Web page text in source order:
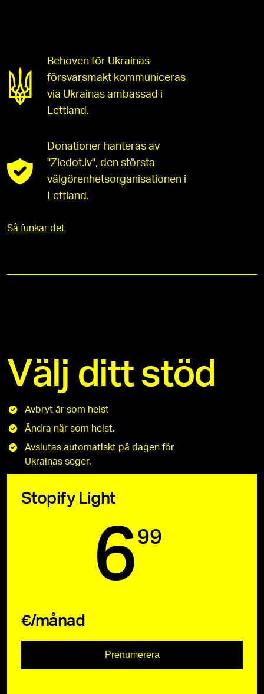
Behoven för Ukrainas
försvarsmakt kommuniceras
via Ukrainas ambassad i
Lettland.
Donationer hanteras av
"Ziedot.lv", den största
välgörenhetsorganisationen i
Lettland.
Så funkar det
Välj ditt stöd
Avbryt är som helst
Ändra när som helst.
Avslutas automatiskt på dagen för
Ukrainas seger.
Stopify Light
6 99
€/månad
Prenumerera